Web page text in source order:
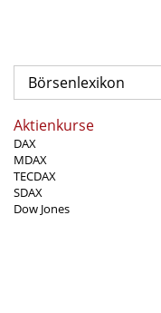
Börsenlexikon
Aktienkurse
DAX
MDAX
TECDAX
SDAX
Dow Jones